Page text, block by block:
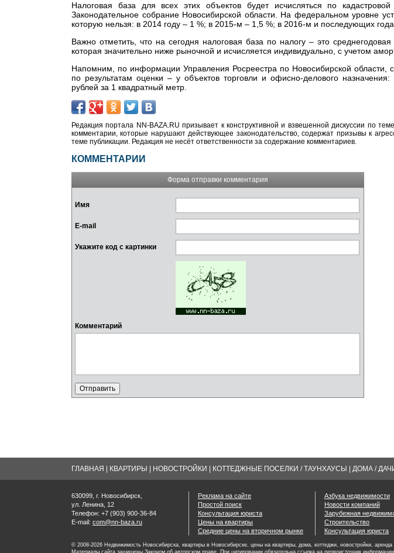
Налоговая база для всех этих объектов будет исчисляться по
Законодательное собрание Новосибирской области. На федеральном уровне
которую нельзя: в 2014 году – 1 %; в 2015-м – 1,5 %; в 2016-м и последующих
Важно отметить, что на сегодня налоговая база по налогу – это
которая значительно ниже рыночной и исчисляется индивидуально, с учетом
Напомним, по информации Управления Росреестра по Новосибирской области,
по результатам оценки – у объектов торговли и офисно-делового
рублей за 1 квадратный метр.
Редакция портала NN-BAZA.RU призывает к конструктивной и взвешенной дискуссии по
комментарии, которые нарушают действующее законодательство, содержат призывы к
теме публикации. Редакция не несёт ответственности за содержание комментариев.
КОММЕНТАРИИ
Форма отправки комментария
Имя
E-mail
Укажите код с картинки
Комментарий
ГЛАВНАЯ КВАРТИРЫ НОВОСТРОЙКИ КОТТЕДЖНЫЕ ПОСЕЛКИ / ТАУНХАУСЫ ДОМА /
630099, г. Новосибирск,
ул. Ленина, 12
Телефон: +7 (903) 900-36-84
E-mail: com@nn-baza.ru
Реклама на сайте
Простой поиск
Консультация юриста
Цены на квартиры
Средние цены на вторичном рынке
Азбука недвижимости
Новости компаний
Зарубежная
Строительство
Консультация юриста
© 2008-2026 Недвижимость Новосибирска, квартиры в Новосибирске, цены на квартиры, дома, коттеджи, новостройки,
Материалы сайта защищены Законом об авторском праве. При цитировании обязательна ссылка на первоисточник